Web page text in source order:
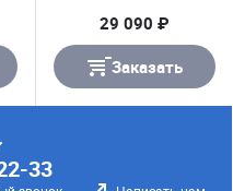
29 090 ₽
Заказать
33